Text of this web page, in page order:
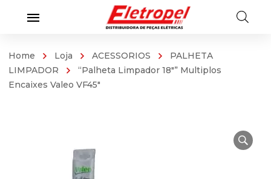
Home Loja ACESSORIOS
PALHETA
LIMPADOR
“Palheta Limpador 18″” Multiplos
Encaixes Valeo VF45″